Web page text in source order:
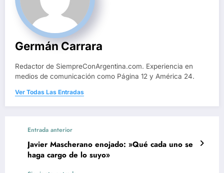
Germán Carrara
Redactor de SiempreConArgentina.com. Experiencia en
medios de comunicación como Página 12 y América 24.
Ver Todas Las Entradas
Entrada anterior
Javier Mascherano enojado: »Qué cada uno se
haga cargo de lo suyo»